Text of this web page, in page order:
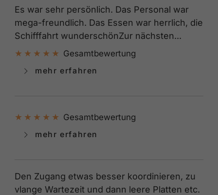
Es war sehr persönlich. Das Personal war
mega-freundlich. Das Essen war herrlich, die
Schifffahrt wunderschönZur nächsten...
Gesamtbewertung
mehr erfahren
Gesamtbewertung
mehr erfahren
Den Zugang etwas besser koordinieren, zu
vlange Wartezeit und dann leere Platten etc.